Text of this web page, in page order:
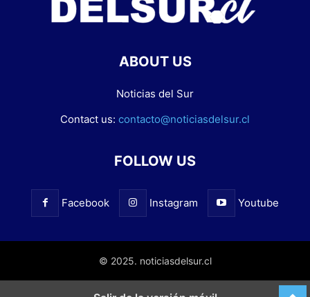
ABOUT US
Noticias del Sur
Contact us: contacto@noticiasdelsur.cl
FOLLOW US
Facebook Instagram Youtube
© 2025. noticiasdelsur.cl